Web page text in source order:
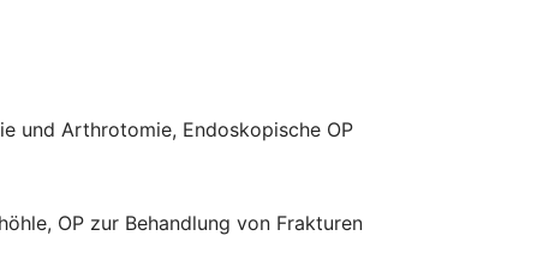
und Arthrotomie, Endoskopische OP
OP zur Behandlung von Frakturen